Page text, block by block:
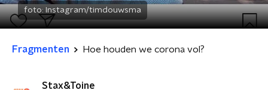
foto: Instagram/timdouwsma
Fragmenten Hoe houden we corona vol?
Stax&Toine